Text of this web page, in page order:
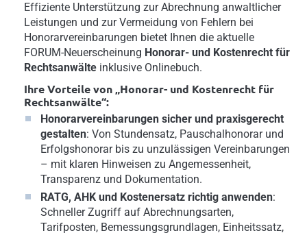
Effiziente Unterstützung zur Abrechnung anwaltlicher
Leistungen und zur Vermeidung von Fehlern bei
Honorarvereinbarungen bietet Ihnen die aktuelle
FORUM-Neuerscheinung Honorar- und Kostenrecht für
Rechtsanwälte inklusive Onlinebuch.
Ihre Vorteile von „Honorar- und Kostenrecht für
Rechtsanwälte“:
Honorarvereinbarungen sicher und praxisgerecht
gestalten: Von Stundensatz, Pauschalhonorar und
Erfolgshonorar bis zu unzulässigen Vereinbarungen
– mit klaren Hinweisen zu Angemessenheit,
Transparenz und Dokumentation.
RATG, AHK und Kostenersatz richtig anwenden:
Schneller Zugriff auf Abrechnungsarten,
Tarifposten, Bemessungsgrundlagen, Einheitssatz,